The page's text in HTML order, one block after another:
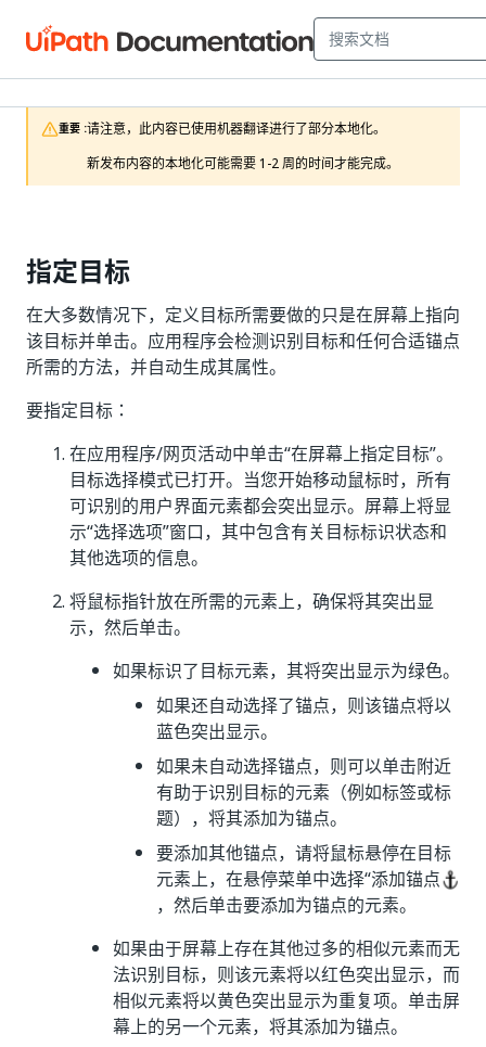
重要 :请注意，此内容已使用机器翻译进行了部分本地化。
新发布内容的本地化可能需要 1-2 周的时间才能完成。
指定目标
在大多数情况下，定义目标所需要做的只是在屏幕上指向
该目标并单击。应用程序会检测识别目标和任何合适锚点
所需的方法，并自动生成其属性。
要指定目标：
在应用程序/网页活动中单击“在屏幕上指定目标”。
目标选择模式已打开。当您开始移动鼠标时，所有
可识别的用户界面元素都会突出显示。屏幕上将显
示“选择选项”窗口，其中包含有关目标标识状态和
其他选项的信息。
将鼠标指针放在所需的元素上，确保将其突出显
示，然后单击。
如果标识了目标元素，其将突出显示为绿色。
如果还自动选择了锚点，则该锚点将以
蓝色突出显示。
如果未自动选择锚点，则可以单击附近
有助于识别目标的元素（例如标签或标
题），将其添加为锚点。
要添加其他锚点，请将鼠标悬停在目标
元素上，在悬停菜单中选择“添加锚点
，然后单击要添加为锚点的元素。
如果由于屏幕上存在其他过多的相似元素而无
法识别目标，则该元素将以红色突出显示，而
相似元素将以黄色突出显示为重复项。单击屏
幕上的另一个元素，将其添加为锚点。